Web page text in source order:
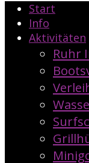
Start
Info
Aktivitäten
Ruhr